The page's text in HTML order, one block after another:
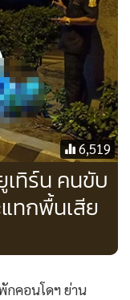
6,519
ทิร์น คนขับ
ทกพื้นเสีย
กคอนโดฯ ย่าน